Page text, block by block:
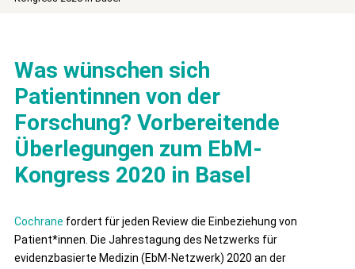
Was wünschen sich
Patientinnen von der
Forschung? Vorbereitende
Überlegungen zum EbM-
Kongress 2020 in Basel
Cochrane fordert für jeden Review die Einbezie­hung von
Patient*innen. Die Jahrestagung des Netzwerks für
evidenzbasierte Medizin (EbM-Netzwerk) 2020 an der